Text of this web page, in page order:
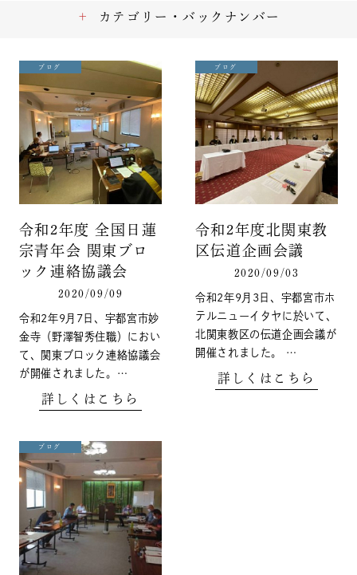
ブログ
令和2年度 全国日蓮
宗青年会 関東ブロ
ック連絡協議会
2020/09/09
令和2年9月7日、宇都宮市妙
金寺（野澤智秀住職）におい
て、関東ブロック連絡協議会
が開催されました。…
詳しくはこちら
ブログ
令和2年度北関東教
区伝道企画会議
2020/09/03
令和2年9月3日、宇都宮市ホ
テルニューイタヤに於いて、
北関東教区の伝道企画会議が
開催されました。 …
詳しくはこちら
ブログ
カテゴリー・バックナンバー